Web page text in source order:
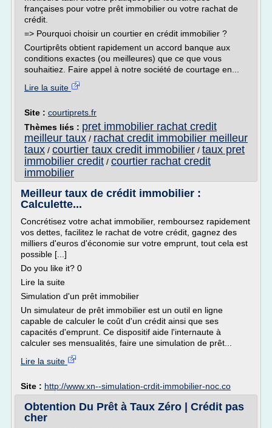
françaises pour votre prêt immobilier ou votre rachat de
crédit.
=> Pourquoi choisir un courtier en crédit immobilier ?
Courtiprêts obtient rapidement un accord banque aux
conditions exactes (ou meilleures) que ce que vous
souhaitiez. Faire appel à notre société de courtage en...
Lire la suite
Site : courtiprets.fr
Thèmes liés : pret immobilier rachat credit
meilleur taux / rachat credit immobilier meilleur
taux / courtier taux credit immobilier / taux pret
immobilier credit / courtier rachat credit
immobilier
Meilleur taux de crédit immobilier :
Calculette...
Concrétisez votre achat immobilier, remboursez rapidement
vos dettes, facilitez le rachat de votre crédit, gagnez des
milliers d'euros d'économie sur votre emprunt, tout cela est
possible [...]
Do you like it? 0
Lire la suite
Simulation d'un prêt immobilier
Un simulateur de prêt immobilier est un outil en ligne
capable de calculer le coût d'un crédit ainsi que ses
capacités d'emprunt. Ce dispositif aide l'internaute à
calculer ses mensualités, faire une simulation de prêt...
Lire la suite
Site : http://www.xn--simulation-crdit-immobilier-noc.co
Obtention Du Prêt à Taux Zéro | Crédit pas
cher